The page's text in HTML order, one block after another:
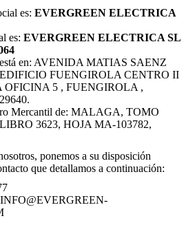
es: EVERGREEN ELECTRICA
es: EVERGREEN ELECTRICA SL
en: AVENIDA MATIAS SAENZ
FUENGIROLA CENTRO II
OFICINA 5 , FUENGIROLA ,
Mercantil de: MALAGA, TOMO
3623, HOJA MA-103782,
ponemos a su disposición
que detallamos a continuación:
INFO@EVERGREEN-